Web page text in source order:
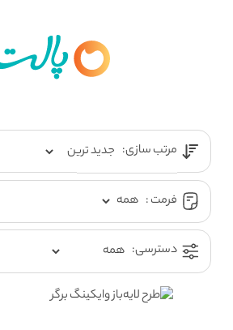
مرتب سازی:
فرمت :
دسترسی: